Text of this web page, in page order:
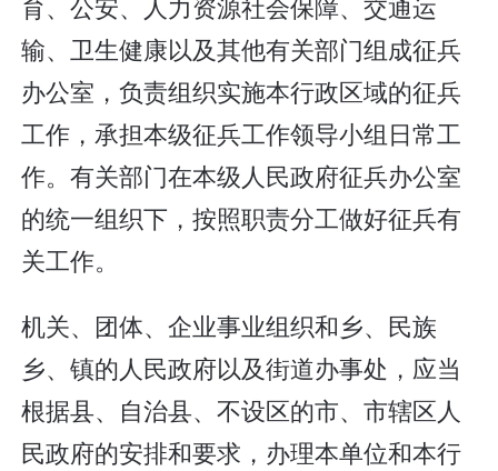
输、卫生健康以及其他有关部门组成征兵
办公室，负责组织实施本行政区域的征兵
工作，承担本级征兵工作领导小组日常工
作。有关部门在本级人民政府征兵办公室
的统一组织下，按照职责分工做好征兵有
关工作。
机关、团体、企业事业组织和乡、民族
乡、镇的人民政府以及街道办事处，应当
根据县、自治县、不设区的市、市辖区人
民政府的安排和要求，办理本单位和本行